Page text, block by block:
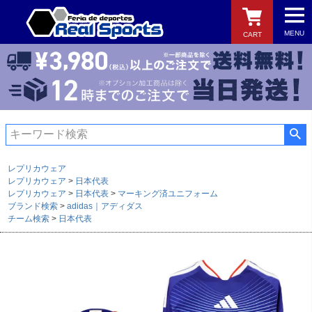
MENU
CART
検索
レプリカウェア
レプリカウェア
日本代表
レプリカウェア
日本代表
マーキング済ユニフォーム
ブランド検索
adidas｜アディダス
チーム検索
日本代表